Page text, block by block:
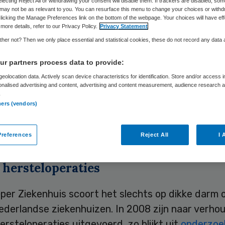
Skipr Redactie 12 mei 2010,14:53 32 keer gelezen
Ziekenhuis in Emmen stelt een onderzoek in
complicaties na dikke darm operaties naar
programma Zembla. Hierbij wordt ook gekeken
RTV Drenthe.
hersteloperaties
Ziekenhuis scoort het slechts op dikke darm
ziekenhuizen. In 2008 zijn naar
not be as relevant to you. You can resurface this menu to change your choices or
the Manage Preferences link on the bottom of the webpage. Your choices will have
details, refer to our Privacy Policy. Privacy Statement
not? Then we only place essential and statistical cookies, these do not record any data
partners process data to provide:
data. Actively scan device characteristics for identification. Store and/or access
advertising and content, advertising and content measurement, audience research
(vendors)
Reject All I